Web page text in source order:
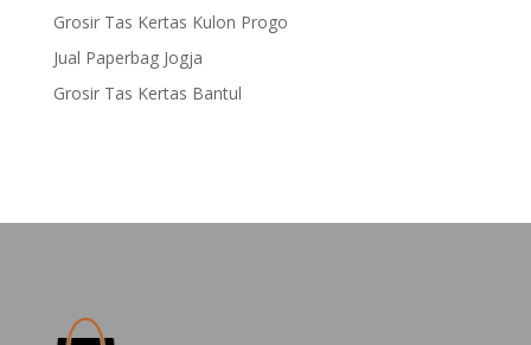
Grosir Tas Kertas Kulon Progo
Jual Paperbag Jogja
Grosir Tas Kertas Bantul